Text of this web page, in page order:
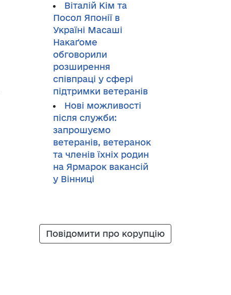
Віталій Кім та
Посол Японії в
Україні Масаші
Накаґоме
обговорили
розширення
співпраці у сфері
підтримки ветеранів
Нові можливості
після служби:
запрошуємо
ветеранів, ветеранок
та членів їхніх родин
на Ярмарок вакансій
у Вінниці
Повідомити про корупцію